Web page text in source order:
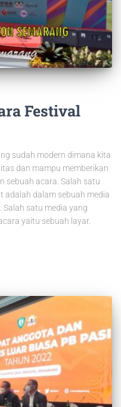
Festival
sudah modern dimana kita
dan mampu memberikan
sebuah acara. Salah satu
adalah dalam sebuah media
satu media yang
yaitu sebuah layar.